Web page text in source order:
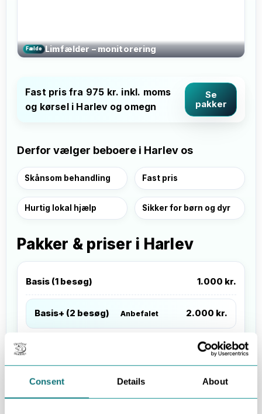
Consent Details About
Fælde Limfælder – monitorering
Fast pris fra 975 kr. inkl. moms
og kørsel i Harlev og omegn
Se
pakker
Derfor vælger beboere i Harlev os
Skånsom behandling Fast pris
Hurtig lokal hjælp Sikker for børn og dyr
Pakker & priser i Harlev
Basis (1 besøg) 1.000 kr.
Basis+ (2 besøg) Anbefalet 2.000 kr.
Udvidet forløb (4 besøg på 12 mdr.) 3.900 kr.